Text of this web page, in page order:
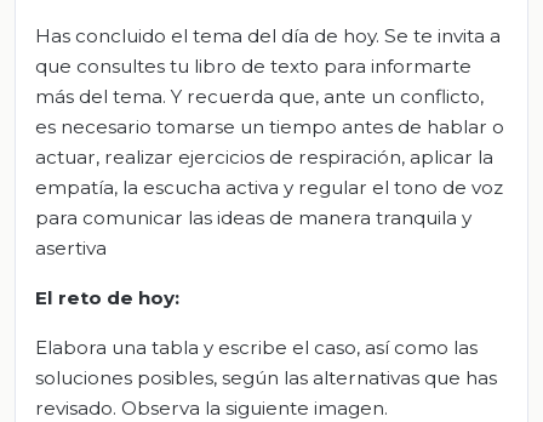
Has concluido el tema del día de hoy. Se te invita a
que consultes tu libro de texto para informarte
más del tema. Y recuerda que, ante un conflicto,
es necesario tomarse un tiempo antes de hablar o
actuar, realizar ejercicios de respiración, aplicar la
empatía, la escucha activa y regular el tono de voz
para comunicar las ideas de manera tranquila y
asertiva
El reto de hoy:
Elabora una tabla y escribe el caso, así como las
soluciones posibles, según las alternativas que has
revisado. Observa la siguiente imagen.